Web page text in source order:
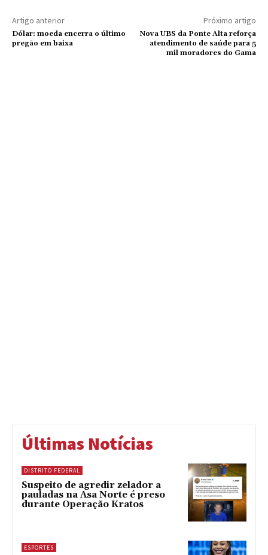
Artigo anterior
Dólar: moeda encerra o último
pregão em baixa
Próximo artigo
Nova UBS da Ponte Alta reforça
atendimento de saúde para 5
mil moradores do Gama
Últimas Notícias
DISTRITO FEDERAL
Suspeito de agredir zelador a
pauladas na Asa Norte é preso
durante Operação Kratos
ESPORTES